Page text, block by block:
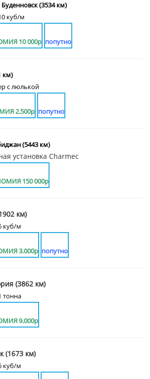
(3534 км)
куб/м
10 000р попутно
км)
с люлькой
2.500р попутно
(5443 км)
установка Charmec
150 000р
км)
куб/м
3.000р попутно
(3862 км)
тонна
9.000р
(1673 км)
куб/м